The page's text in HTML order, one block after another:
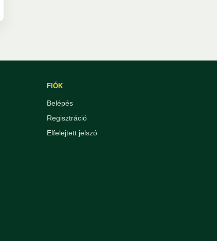
FIÓK
Belépés
Regisztráció
Elfelejtett jelszó